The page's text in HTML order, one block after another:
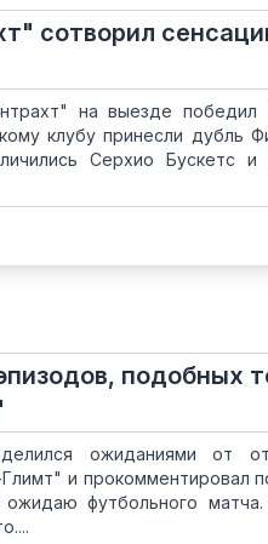
сотворил
на выезде победил
клубу принесли дубль
Серхио Бускетc
подобных
ожиданиями от
и прокомментировал
футбольного